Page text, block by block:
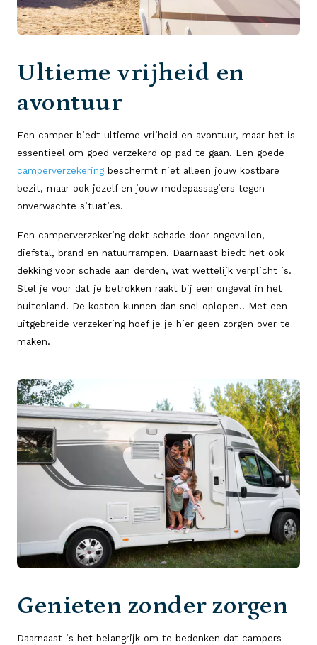
Ultieme vrijheid en
avontuur
Een camper biedt ultieme vrijheid en avontuur, maar het is
essentieel om goed verzekerd op pad te gaan. Een goede
camperverzekering beschermt niet alleen jouw kostbare
bezit, maar ook jezelf en jouw medepassagiers tegen
onverwachte situaties.
Een camperverzekering dekt schade door ongevallen,
diefstal, brand en natuurrampen. Daarnaast biedt het ook
dekking voor schade aan derden, wat wettelijk verplicht is.
Stel je voor dat je betrokken raakt bij een ongeval in het
buitenland. De kosten kunnen dan snel oplopen.. Met een
uitgebreide verzekering hoef je je hier geen zorgen over te
maken.
Genieten zonder zorgen
Daarnaast is het belangrijk om te bedenken dat campers